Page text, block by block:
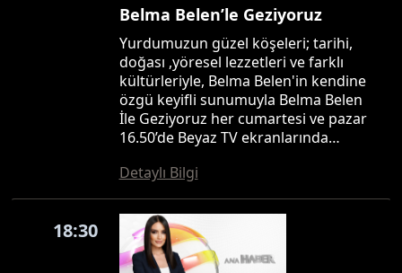
Belma Belen’le Geziyoruz
Yurdumuzun güzel köşeleri; tarihi,
doğası ,yöresel lezzetleri ve farklı
kültürleriyle, Belma Belen'in kendine
özgü keyifli sunumuyla Belma Belen
İle Geziyoruz her cumartesi ve pazar
16.50’de Beyaz TV ekranlarında…
Detaylı Bilgi
18:30